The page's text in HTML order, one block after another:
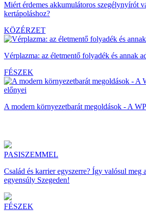
Miért érdemes akkumulátoros szegélynyírót
kertápoláshoz?
KÖZÉRZET
Vérplazma: az életmentő folyadék és annak
FÉSZEK
A modern környezetbarát megoldások - A
PASISZEMMEL
Család és karrier egyszerre? Így valósul meg
egyensúly Szegeden!
FÉSZEK